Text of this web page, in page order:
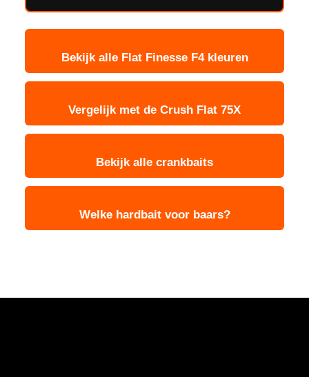
Bekijk alle Flat Finesse F4 kleuren
Vergelijk met de Crush Flat 75X
Bekijk alle crankbaits
Welke hardbait voor baars?